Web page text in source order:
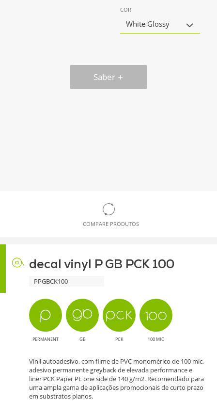
COR
White Glossy
Saber
COMPARE PRODUTOS
decal vinyl P GB PCK 100
PPGBCK100
PERMANENT GB PCK 100 MIC
Vinil autoadesivo, com filme de PVC monomérico de 100 mic,
adesivo permanente greyback de elevada performance e
liner PCK Paper PE one side de 140 g/m2. Recomendado para
uma ampla gama de aplicações promocionais de curto prazo
em substratos planos.